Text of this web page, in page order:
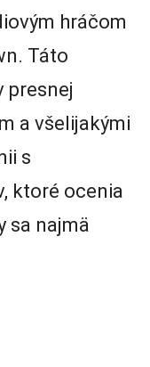
hráčom
Táto
presnej
a všelijakými
s
ktoré ocenia
sa najmä